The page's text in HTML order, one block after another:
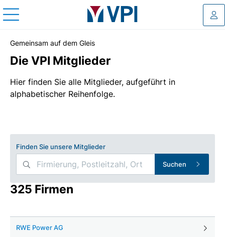
Gemeinsam auf dem Gleis
Die VPI Mitglieder
Hier finden Sie alle Mitglieder, aufgeführt in
alphabetischer Reihenfolge.
Finden Sie unsere Mitglieder
Suchen
325 Firmen
RWE Power AG